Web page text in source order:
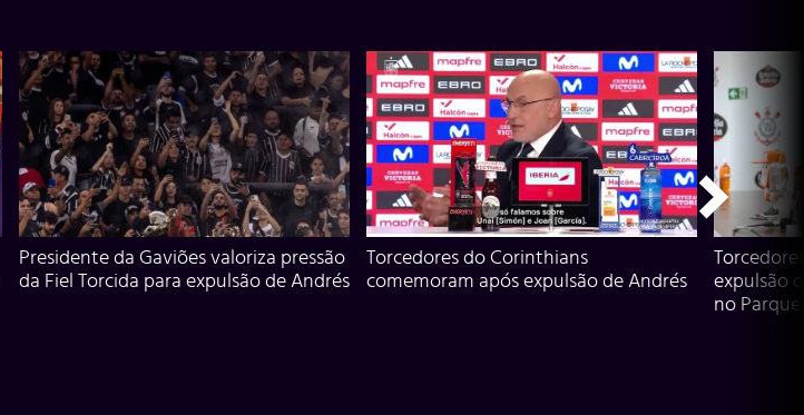
Presidente da Gaviões valoriza pressão
da Fiel Torcida para expulsão de Andrés
Torcedores do Corinthians
comemoram após expulsão de Andrés
expulsão
no Parque